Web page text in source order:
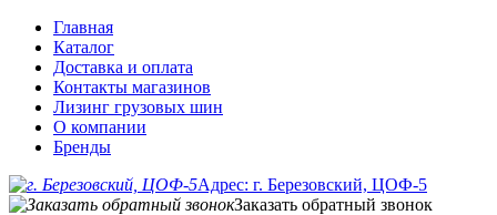
Главная
Каталог
Доставка и оплата
Контакты магазинов
Лизинг грузовых шин
О компании
Бренды
Адрес: г. Березовский, ЦОФ-5
Заказать обратный звонок